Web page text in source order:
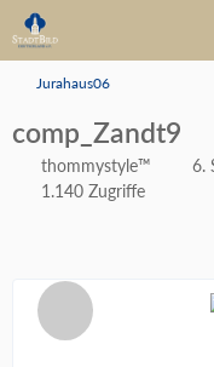
Jurahaus06
comp_Zandt9
thommystyle™
6.
1.140 Zugriffe